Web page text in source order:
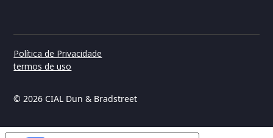
© 2026 CIAL Dun & Bradstreet
Política de Privacidade
termos de uso